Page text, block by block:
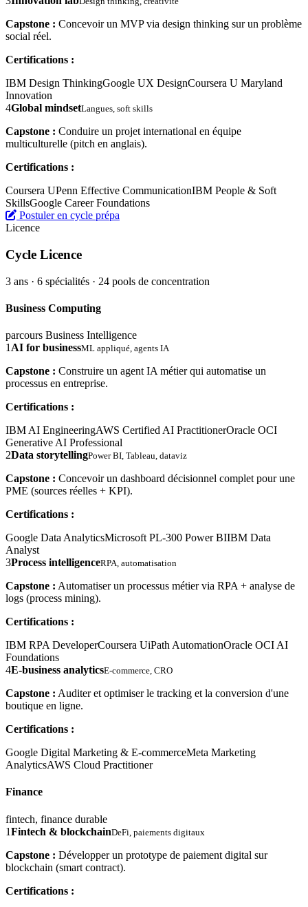
Capstone : Concevoir un MVP via design thinking sur un problème
social réel.
Certifications :
IBM Design ThinkingGoogle UX DesignCoursera U Maryland
Innovation
4Global mindsetLangues, soft skills
Capstone : Conduire un projet international en équipe
multiculturelle (pitch en anglais).
Certifications :
Coursera UPenn Effective CommunicationIBM People & Soft
SkillsGoogle Career Foundations
Postuler en cycle prépa
Licence
Cycle Licence
3 ans · 6 spécialités · 24 pools de concentration
Business Computing
parcours Business Intelligence
1 AI for businessML appliqué, agents IA
Capstone : Construire un agent IA métier qui automatise un
processus en entreprise.
Certifications :
IBM AI EngineeringAWS Certified AI PractitionerOracle OCI
Generative AI Professional
2Data storytellingPower BI, Tableau, dataviz
Capstone : Concevoir un dashboard décisionnel complet pour une
PME (sources réelles + KPI).
Certifications :
Google Data AnalyticsMicrosoft PL-300 Power BIIBM Data
Analyst
3Process intelligenceRPA, automatisation
Capstone : Automatiser un processus métier via RPA + analyse de
logs (process mining).
Certifications :
IBM RPA DeveloperCoursera UiPath AutomationOracle OCI AI
Foundations
4E-business analyticsE-commerce, CRO
Capstone : Auditer et optimiser le tracking et la conversion d'une
boutique en ligne.
Certifications :
Google Digital Marketing & E-commerceMeta Marketing
AnalyticsAWS Cloud Practitioner
Finance
fintech, finance durable
1Fintech & blockchainDeFi, paiements digitaux
Capstone : Développer un prototype de paiement digital sur
blockchain (smart contract).
Certifications :